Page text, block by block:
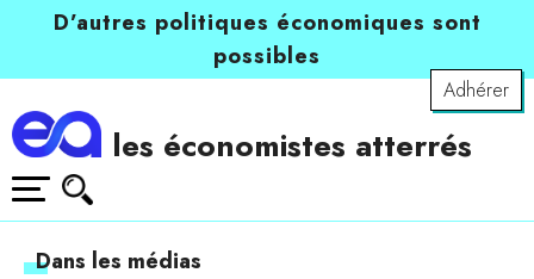
D’autres politiques économiques sont
possibles
Adhérer
les économistes atterrés
Dans les médias